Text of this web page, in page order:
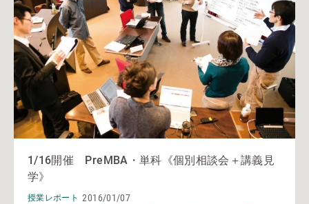
1/16開催 PreMBA・単科《個別相談会＋講義見
学》
授業レポート 2016/01/07